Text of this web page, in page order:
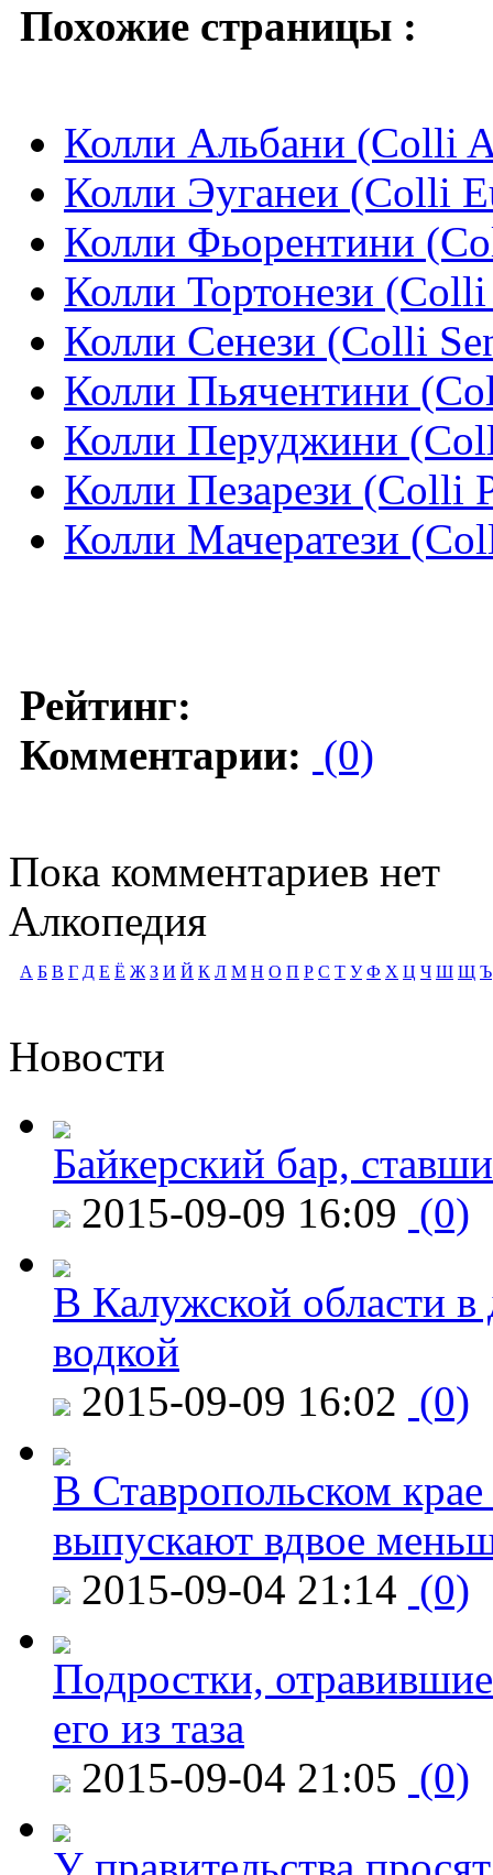
Похожие страницы :
Колли Альбани (Colli
Колли Эуганеи (Colli
Колли Фьорентини
Колли Тортонези
Колли Сенези (Colli
Колли Пьячентини
Колли Перуджини
Колли Пезарези (Colli
Колли Мачератези
Рейтинг:
Комментарии: (0)
Пока комментариев нет
Алкопедия
А Б В Г Д Е Ё Ж З И Й К Л М Н О П Р С Т У Ф Х Ц Ч Ш Щ Ъ
Новости
Байкерский бар,
2015-09-09 16:09 (0)
В Калужской области в
водкой
2015-09-09 16:02 (0)
В Ставропольском
выпускают вдвое
2015-09-04 21:14 (0)
Подростки,
его из таза
2015-09-04 21:05 (0)